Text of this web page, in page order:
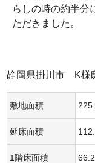
らしの時の約半分
ただきました。
静岡県掛川市 K様
敷地面積
延床面積
1階床面積